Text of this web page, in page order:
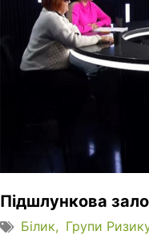
Підшлункова
Білик Групи